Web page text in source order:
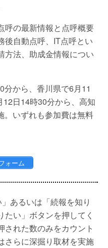
呼の最新情報と点呼概要
後自動点呼、IT点呼とい
方法、助成金情報につい
から、香川県で6月11
日14時30分から、高知
。いずれも参加費は無料
ォーム
あるいは「続報を知り
い」ボタンを押してく
された数のみをカウント
さらに深掘り取材を実施